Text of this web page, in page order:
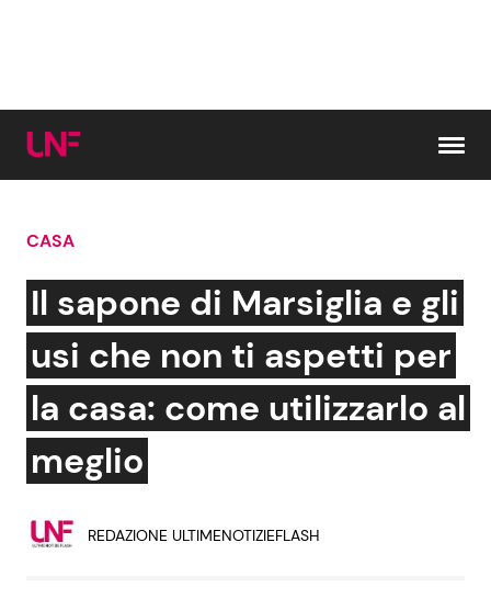
Cerca:
News e Cronaca
Attualità Italiana
Dal Mondo
Gossip e TV
Bellezze VIP
CASA
Il sapone di Marsiglia e gli
usi che non ti aspetti per
la casa: come utilizzarlo al
meglio
REDAZIONE ULTIMENOTIZIEFLASH